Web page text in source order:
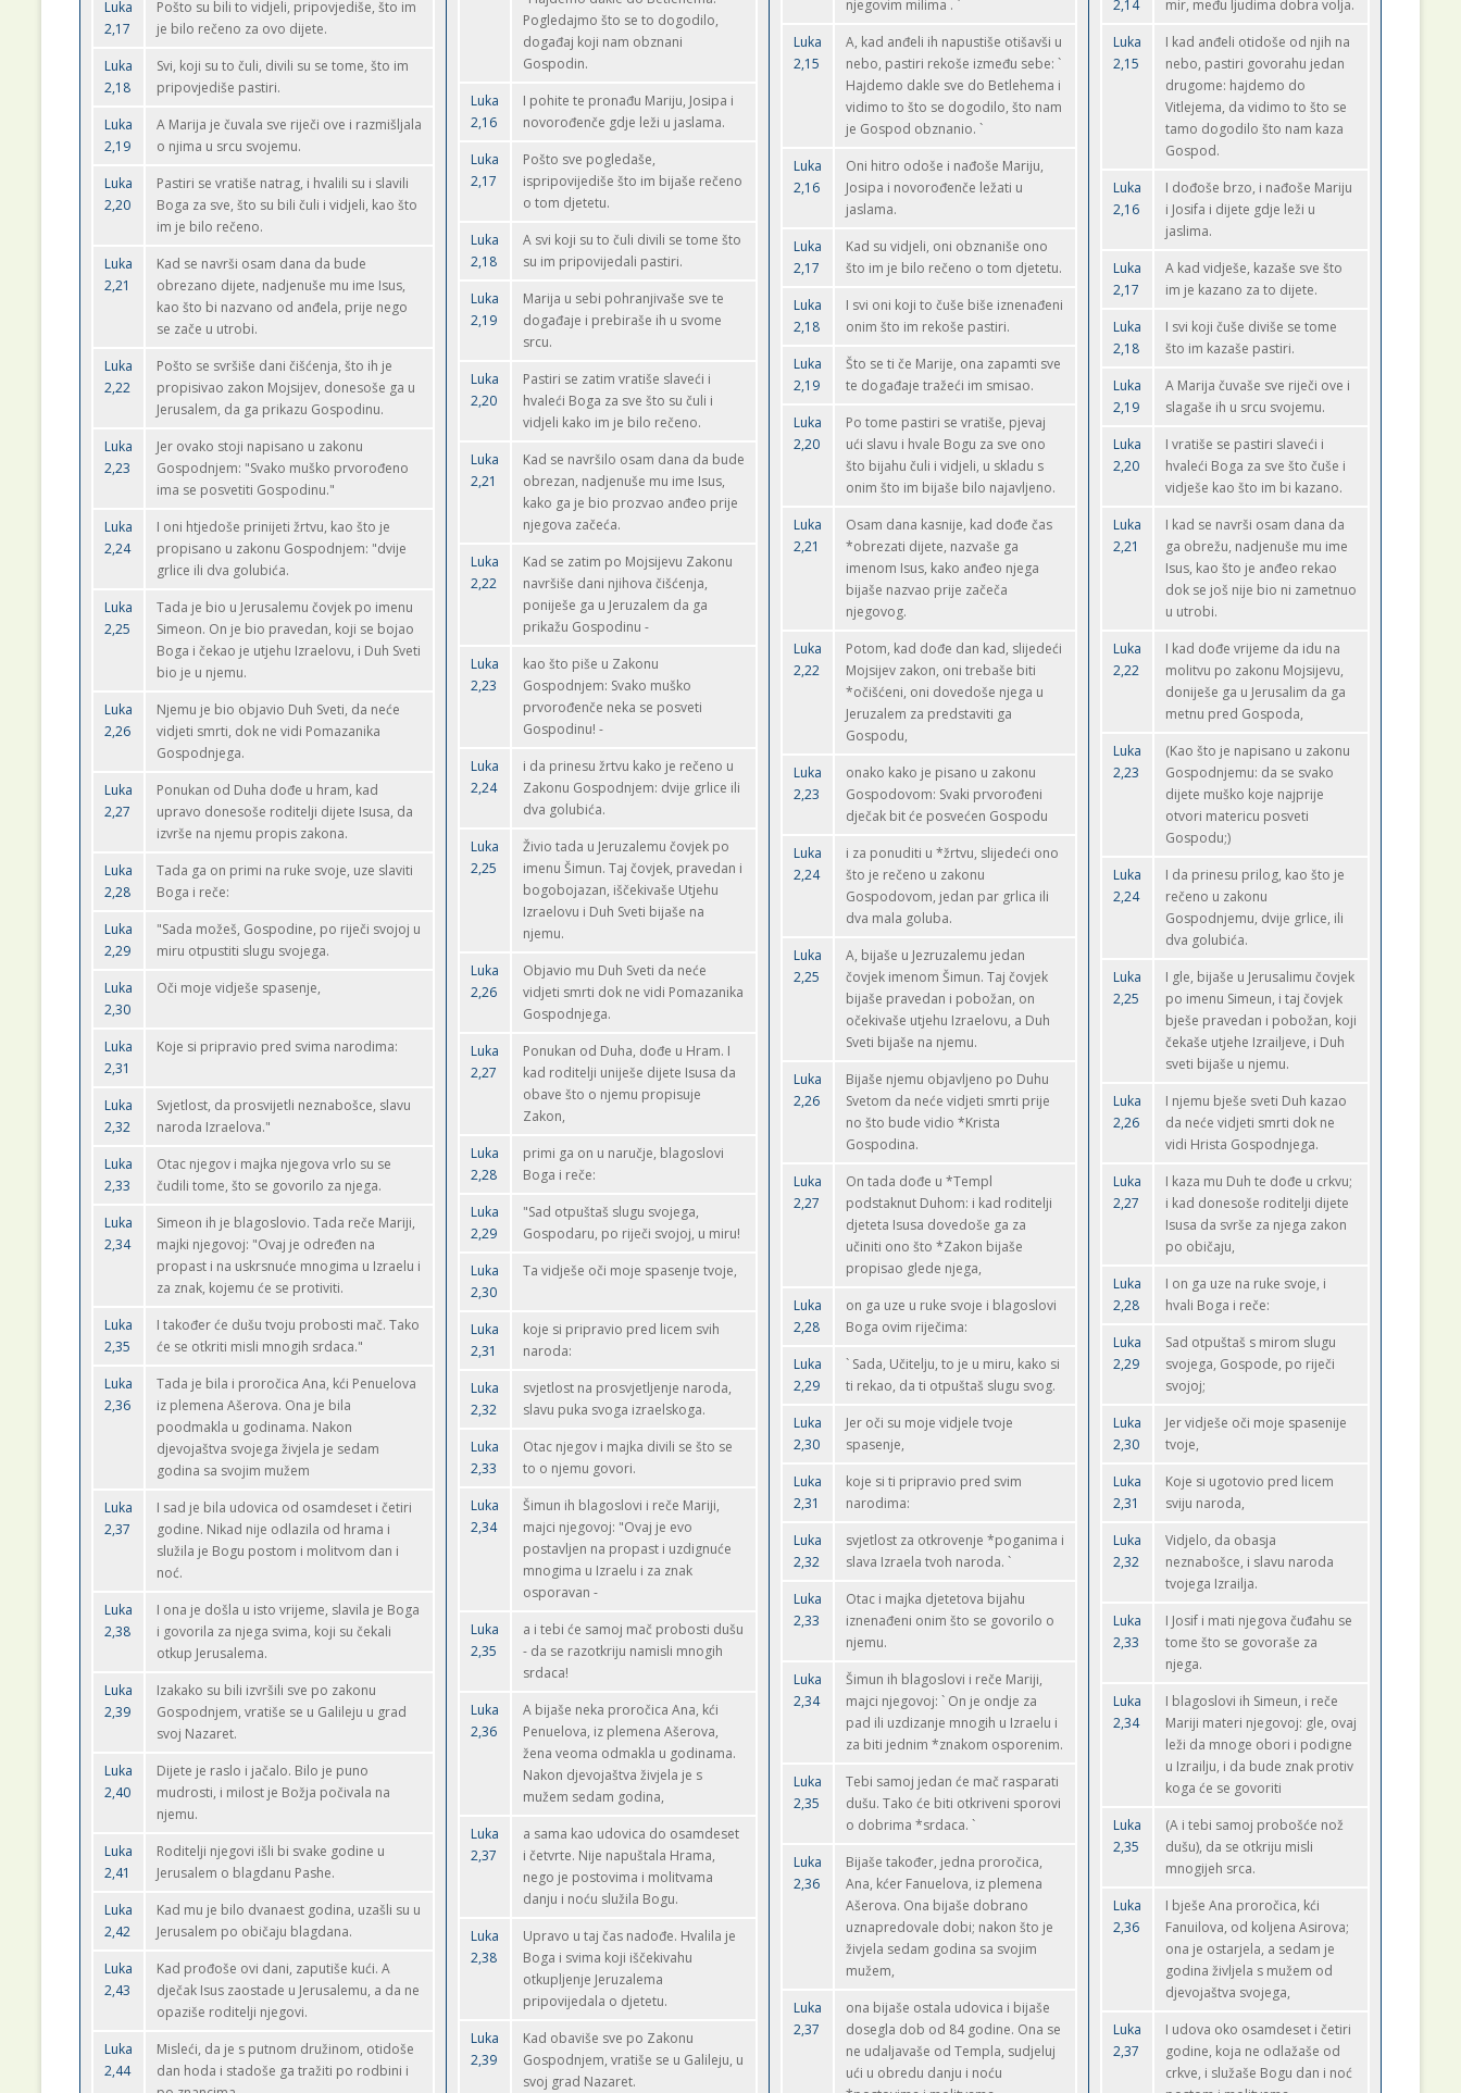
Luka
2,17
Pošto su bili to vidjeli, pripovjediše, što im
je bilo rečeno za ovo dijete.
Luka
2,18
Svi, koji su to čuli, divili su se tome, što im
pripovjediše pastiri.
Luka
2,19
A Marija je čuvala sve riječi ove i razmišljala
o njima u srcu svojemu.
Luka
2,20
Pastiri se vratiše natrag, i hvalili su i slavili
Boga za sve, što su bili čuli i vidjeli, kao što
im je bilo rečeno.
Luka
2,21
Kad se navrši osam dana da bude
obrezano dijete, nadjenuše mu ime Isus,
kao što bi nazvano od anđela, prije nego
se zače u utrobi.
Luka
2,22
Pošto se svršiše dani čišćenja, što ih je
propisivao zakon Mojsijev, donesoše ga u
Jerusalem, da ga prikazu Gospodinu.
Luka
2,23
Jer ovako stoji napisano u zakonu
Gospodnjem: "Svako muško prvorođeno
ima se posvetiti Gospodinu."
Luka
2,24
I oni htjedoše prinijeti žrtvu, kao što je
propisano u zakonu Gospodnjem: "dvije
grlice ili dva golubića.
Luka
2,25
Tada je bio u Jerusalemu čovjek po imenu
Simeon. On je bio pravedan, koji se bojao
Boga i čekao je utjehu Izraelovu, i Duh Sveti
bio je u njemu.
Luka
2,26
Njemu je bio objavio Duh Sveti, da neće
vidjeti smrti, dok ne vidi Pomazanika
Gospodnjega.
Luka
2,27
Ponukan od Duha dođe u hram, kad
upravo donesoše roditelji dijete Isusa, da
izvrše na njemu propis zakona.
Luka
2,28
Tada ga on primi na ruke svoje, uze slaviti
Boga i reče:
Luka
2,29
"Sada možeš, Gospodine, po riječi svojoj u
miru otpustiti slugu svojega.
Luka
2,30
Oči moje vidješe spasenje,
Luka
2,31
Koje si pripravio pred svima narodima:
Luka
2,32
Svjetlost, da prosvijetli neznabošce, slavu
naroda Izraelova."
Luka
2,33
Otac njegov i majka njegova vrlo su se
čudili tome, što se govorilo za njega.
Luka
2,34
Simeon ih je blagoslovio. Tada reče Mariji,
majki njegovoj: "Ovaj je određen na
propast i na uskrsnuće mnogima u Izraelu i
za znak, kojemu će se protiviti.
Luka
2,35
I također će dušu tvoju probosti mač. Tako
će se otkriti misli mnogih srdaca."
Luka
2,36
Tada je bila i proročica Ana, kći Penuelova
iz plemena Ašerova. Ona je bila
poodmakla u godinama. Nakon
djevojaštva svojega živjela je sedam
godina sa svojim mužem
Luka
2,37
I sad je bila udovica od osamdeset i četiri
godine. Nikad nije odlazila od hrama i
služila je Bogu postom i molitvom dan i
noć.
Luka
2,38
I ona je došla u isto vrijeme, slavila je Boga
i govorila za njega svima, koji su čekali
otkup Jerusalema.
Luka
2,39
Izakako su bili izvršili sve po zakonu
Gospodnjem, vratiše se u Galileju u grad
svoj Nazaret.
Luka
2,40
Dijete je raslo i jačalo. Bilo je puno
mudrosti, i milost je Božja počivala na
njemu.
Luka
2,41
Roditelji njegovi išli bi svake godine u
Jerusalem o blagdanu Pashe.
Luka
2,42
Kad mu je bilo dvanaest godina, uzašli su u
Jerusalem po običaju blagdana.
Luka
2,43
Kad prođoše ovi dani, zaputiše kući. A
dječak Isus zaostade u Jerusalemu, a da ne
opaziše roditelji njegovi.
Luka
2,44
Misleći, da je s putnom družinom, otidoše
dan hoda i stadoše ga tražiti po rodbini i
Pogledajmo što se to dogodilo,
događaj koji nam obznani
Gospodin.
Luka
2,16
I pohite te pronađu Mariju, Josipa i
novorođenče gdje leži u jaslama.
Luka
2,17
Pošto sve pogledaše,
ispripovijediše što im bijaše rečeno
o tom djetetu.
Luka
2,18
A svi koji su to čuli divili se tome što
su im pripovijedali pastiri.
Luka
2,19
Marija u sebi pohranjivaše sve te
događaje i prebiraše ih u svome
srcu.
Luka
2,20
Pastiri se zatim vratiše slaveći i
hvaleći Boga za sve što su čuli i
vidjeli kako im je bilo rečeno.
Luka
2,21
Kad se navršilo osam dana da bude
obrezan, nadjenuše mu ime Isus,
kako ga je bio prozvao anđeo prije
njegova začeća.
Luka
2,22
Kad se zatim po Mojsijevu Zakonu
navršiše dani njihova čišćenja,
poniješe ga u Jeruzalem da ga
prikažu Gospodinu -
Luka
2,23
kao što piše u Zakonu
Gospodnjem: Svako muško
prvorođenče neka se posveti
Gospodinu! -
Luka
2,24
i da prinesu žrtvu kako je rečeno u
Zakonu Gospodnjem: dvije grlice ili
dva golubića.
Luka
2,25
Živio tada u Jeruzalemu čovjek po
imenu Šimun. Taj čovjek, pravedan i
bogobojazan, iščekivaše Utjehu
Izraelovu i Duh Sveti bijaše na
njemu.
Luka
2,26
Objavio mu Duh Sveti da neće
vidjeti smrti dok ne vidi Pomazanika
Gospodnjega.
Luka
2,27
Ponukan od Duha, dođe u Hram. I
kad roditelji uniješe dijete Isusa da
obave što o njemu propisuje
Zakon,
Luka
2,28
primi ga on u naručje, blagoslovi
Boga i reče:
Luka
2,29
"Sad otpuštaš slugu svojega,
Gospodaru, po riječi svojoj, u miru!
Luka
2,30
Ta vidješe oči moje spasenje tvoje,
Luka
2,31
koje si pripravio pred licem svih
naroda:
Luka
2,32
svjetlost na prosvjetljenje naroda,
slavu puka svoga izraelskoga.
Luka
2,33
Otac njegov i majka divili se što se
to o njemu govori.
Luka
2,34
Šimun ih blagoslovi i reče Mariji,
majci njegovoj: "Ovaj je evo
postavljen na propast i uzdignuće
mnogima u Izraelu i za znak
osporavan -
Luka
2,35
a i tebi će samoj mač probosti dušu
- da se razotkriju namisli mnogih
srdaca!
Luka
2,36
A bijaše neka proročica Ana, kći
Penuelova, iz plemena Ašerova,
žena veoma odmakla u godinama.
Nakon djevojaštva živjela je s
mužem sedam godina,
Luka
2,37
a sama kao udovica do osamdeset
i četvrte. Nije napuštala Hrama,
nego je postovima i molitvama
danju i noću služila Bogu.
Luka
2,38
Upravo u taj čas nadođe. Hvalila je
Boga i svima koji iščekivahu
otkupljenje Jeruzalema
pripovijedala o djetetu.
Luka
2,39
Kad obaviše sve po Zakonu
Gospodnjem, vratiše se u Galileju, u
svoj grad Nazaret.
njegovim milima . `
Luka
2,15
A, kad anđeli ih napustiše otišavši u
nebo, pastiri rekoše između sebe: `
Hajdemo dakle sve do Betlehema i
vidimo to što se dogodilo, što nam
je Gospod obznanio. `
Luka
2,16
Oni hitro odoše i nađoše Mariju,
Josipa i novorođenče ležati u
jaslama.
Luka
2,17
Kad su vidjeli, oni obznaniše ono
što im je bilo rečeno o tom djetetu.
Luka
2,18
I svi oni koji to čuše biše iznenađeni
onim što im rekoše pastiri.
Luka
2,19
Što se ti če Marije, ona zapamti sve
te događaje tražeći im smisao.
Luka
2,20
Po tome pastiri se vratiše, pjevaj
ući slavu i hvale Bogu za sve ono
što bijahu čuli i vidjeli, u skladu s
onim što im bijaše bilo najavljeno.
Luka
2,21
Osam dana kasnije, kad dođe čas
*obrezati dijete, nazvaše ga
imenom Isus, kako anđeo njega
bijaše nazvao prije začeča
njegovog.
Luka
2,22
Potom, kad dođe dan kad, slijedeći
Mojsijev zakon, oni trebaše biti
*očišćeni, oni dovedoše njega u
Jeruzalem za predstaviti ga
Gospodu,
Luka
2,23
onako kako je pisano u zakonu
Gospodovom: Svaki prvorođeni
dječak bit će posvećen Gospodu
Luka
2,24
i za ponuditi u *žrtvu, slijedeći ono
što je rečeno u zakonu
Gospodovom, jedan par grlica ili
dva mala goluba.
Luka
2,25
A, bijaše u Jezruzalemu jedan
čovjek imenom Šimun. Taj čovjek
bijaše pravedan i pobožan, on
očekivaše utjehu Izraelovu, a Duh
Sveti bijaše na njemu.
Luka
2,26
Bijaše njemu objavljeno po Duhu
Svetom da neće vidjeti smrti prije
no što bude vidio *Krista
Gospodina.
Luka
2,27
On tada dođe u *Templ
podstaknut Duhom: i kad roditelji
djeteta Isusa dovedoše ga za
učiniti ono što *Zakon bijaše
propisao glede njega,
Luka
2,28
on ga uze u ruke svoje i blagoslovi
Boga ovim riječima:
Luka
2,29
` Sada, Učitelju, to je u miru, kako si
ti rekao, da ti otpuštaš slugu svog.
Luka
2,30
Jer oči su moje vidjele tvoje
spasenje,
Luka
2,31
koje si ti pripravio pred svim
narodima:
Luka
2,32
svjetlost za otkrovenje *poganima i
slava Izraela tvoh naroda. `
Luka
2,33
Otac i majka djetetova bijahu
iznenađeni onim što se govorilo o
njemu.
Luka
2,34
Šimun ih blagoslovi i reče Mariji,
majci njegovoj: ` On je ondje za
pad ili uzdizanje mnogih u Izraelu i
za biti jednim *znakom osporenim.
Luka
2,35
Tebi samoj jedan će mač rasparati
dušu. Tako će biti otkriveni sporovi
o dobrima *srdaca. `
Luka
2,36
Bijaše također, jedna proročica,
Ana, kćer Fanuelova, iz plemena
Ašerova. Ona bijaše dobrano
uznapredovale dobi; nakon što je
živjela sedam godina sa svojim
mužem,
Luka
2,37
ona bijaše ostala udovica i bijaše
dosegla dob od 84 godine. Ona se
ne udaljavaše od Templa, sudjeluj
ući u obredu danju i noću
2,14
mir, među ljudima dobra volja.
Luka
2,15
I kad anđeli otidoše od njih na
nebo, pastiri govorahu jedan
drugome: hajdemo do
Vitlejema, da vidimo to što se
tamo dogodilo što nam kaza
Gospod.
Luka
2,16
I dođoše brzo, i nađoše Mariju
i Josifa i dijete gdje leži u
jaslima.
Luka
2,17
A kad vidješe, kazaše sve što
im je kazano za to dijete.
Luka
2,18
I svi koji čuše diviše se tome
što im kazaše pastiri.
Luka
2,19
A Marija čuvaše sve riječi ove i
slagaše ih u srcu svojemu.
Luka
2,20
I vratiše se pastiri slaveći i
hvaleći Boga za sve što čuše i
vidješe kao što im bi kazano.
Luka
2,21
I kad se navrši osam dana da
ga obrežu, nadjenuše mu ime
Isus, kao što je anđeo rekao
dok se još nije bio ni zametnuo
u utrobi.
Luka
2,22
I kad dođe vrijeme da idu na
molitvu po zakonu Mojsijevu,
doniješe ga u Jerusalim da ga
metnu pred Gospoda,
Luka
2,23
(Kao što je napisano u zakonu
Gospodnjemu: da se svako
dijete muško koje najprije
otvori matericu posveti
Gospodu;)
Luka
2,24
I da prinesu prilog, kao što je
rečeno u zakonu
Gospodnjemu, dvije grlice, ili
dva golubića.
Luka
2,25
I gle, bijaše u Jerusalimu čovjek
po imenu Simeun, i taj čovjek
bješe pravedan i pobožan, koji
čekaše utjehe Izrailjeve, i Duh
sveti bijaše u njemu.
Luka
2,26
I njemu bješe sveti Duh kazao
da neće vidjeti smrti dok ne
vidi Hrista Gospodnjega.
Luka
2,27
I kaza mu Duh te dođe u crkvu;
i kad donesoše roditelji dijete
Isusa da svrše za njega zakon
po običaju,
Luka
2,28
I on ga uze na ruke svoje, i
hvali Boga i reče:
Luka
2,29
Sad otpuštaš s mirom slugu
svojega, Gospode, po riječi
svojoj;
Luka
2,30
Jer vidješe oči moje spasenije
tvoje,
Luka
2,31
Koje si ugotovio pred licem
sviju naroda,
Luka
2,32
Vidjelo, da obasja
neznabošce, i slavu naroda
tvojega Izrailja.
Luka
2,33
I Josif i mati njegova čuđahu se
tome što se govoraše za
njega.
Luka
2,34
I blagoslovi ih Simeun, i reče
Mariji materi njegovoj: gle, ovaj
leži da mnoge obori i podigne
u Izrailju, i da bude znak protiv
koga će se govoriti
Luka
2,35
(A i tebi samoj probošće nož
dušu), da se otkriju misli
mnogijeh srca.
Luka
2,36
I bješe Ana proročica, kći
Fanuilova, od koljena Asirova;
ona je ostarjela, a sedam je
godina življela s mužem od
djevojaštva svojega,
Luka
2,37
I udova oko osamdeset i četiri
godine, koja ne odlažaše od
crkve, i služaše Bogu dan i noć